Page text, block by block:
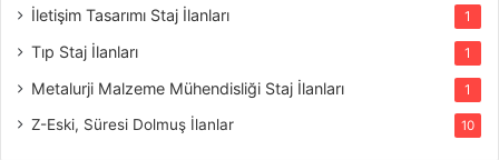
İletişim Tasarımı Staj İlanları 1
Tıp Staj İlanları 1
Metalurji Malzeme Mühendisliği Staj İlanları 1
Z-Eski, Süresi Dolmuş İlanlar 10